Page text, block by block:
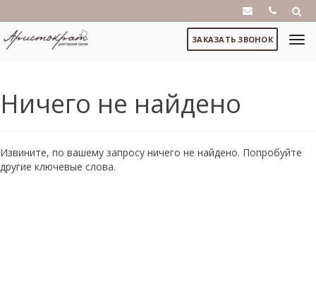
ЗАКАЗАТЬ ЗВОНОК
Ничего не найдено
Извините, по вашему запросу ничего не найдено. Попробуйте
другие ключевые слова.